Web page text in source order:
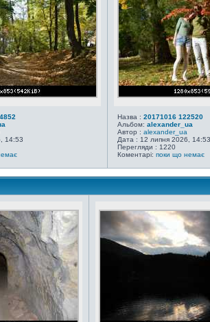
14:53
Назва : 20171016 122520
Альбом: alexander_ua
Автор : alexander_ua
Дата : 12 липня 2026, 14:53
Перегляди : 1220
Коментарі: поки що немає